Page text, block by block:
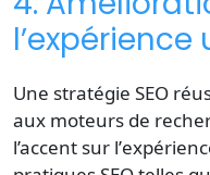
Une stratégie SEO
aux moteurs de
l’accent sur l’